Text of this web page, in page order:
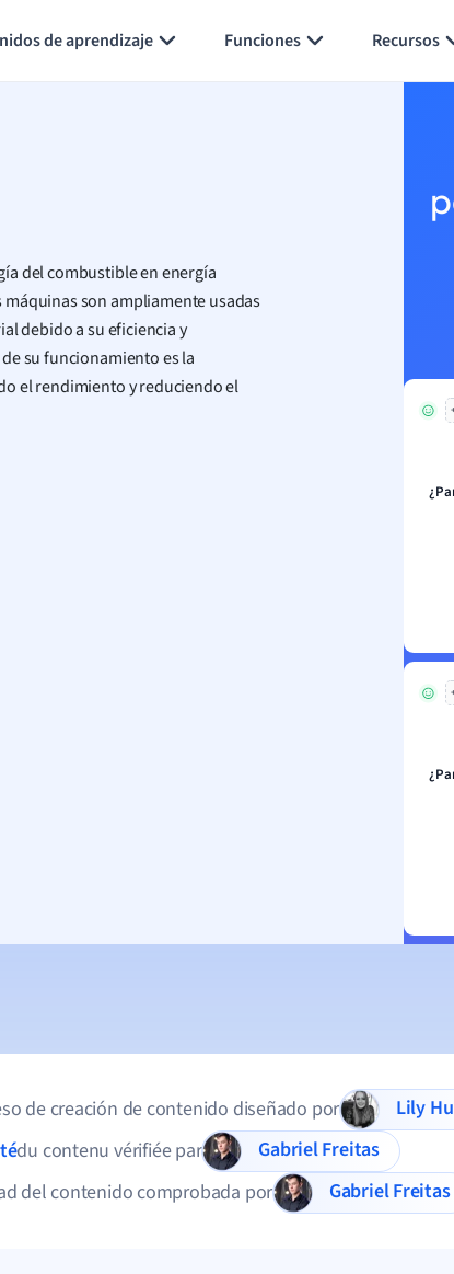
de aprendizaje Funciones Recursos
del combustible en energía
son ampliamente usadas
debido a su eficiencia y
su funcionamiento es la
el rendimiento y reduciendo el
de creación de contenido diseñado por
Lily
du contenu vérifiée par
Gabriel Freitas
del contenido comprobada por
Gabriel Freitas